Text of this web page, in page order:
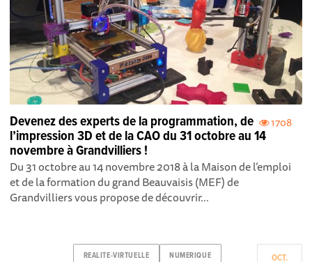
1708
Devenez des experts de la programmation, de
l’impression 3D et de la CAO du 31 octobre au 14
novembre à Grandvilliers !
Du 31 octobre au 14 novembre 2018 à la Maison de l’emploi
et de la formation du grand Beauvaisis (MEF) de
Grandvilliers vous propose de découvrir...
REALITE-VIRTUELLE NUMERIQUE OCT.